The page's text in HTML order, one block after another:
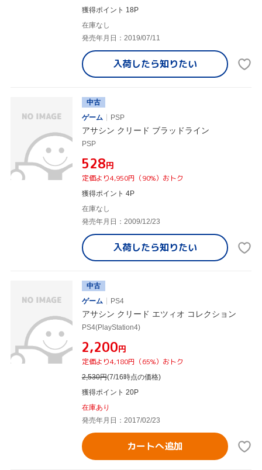
獲得ポイント 18P
在庫なし
発売年月日：2019/07/11
入荷したら知りたい
中古
ゲーム
PSP
アサシン クリード ブラッドライン
PSP
¥528円
定価より4,950円（90%）おトク
獲得ポイント 4P
在庫なし
発売年月日：2009/12/23
入荷したら知りたい
中古
ゲーム
PS4
アサシン クリード エツィオ コレクション
PS4(PlayStation4)
¥2,200円
定価より4,180円（65%）おトク
2,530円(7/16時点の価格)
獲得ポイント 20P
在庫あり
発売年月日：2017/02/23
カートへ追加